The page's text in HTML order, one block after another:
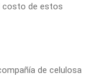
costo de estos
de celulosa